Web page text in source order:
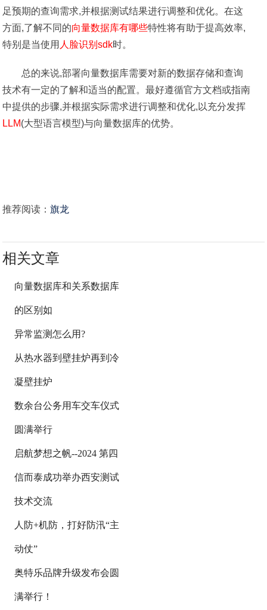
足预期的查询需求,并根据测试结果进行调整和优化。在这
方面,了解不同的向量数据库有哪些特性将有助于提高效率,
特别是当使用 人脸识别sdk时。
总的来说,部署向量数据库需要对新的数据存储和查询
技术有一定的了解和适当的配置。最好遵循官方文档或指南
中提供的步骤,并根据实际需求进行调整和优化,以充分发挥
LLM(大型语言模型)与向量数据库的优势。
推荐阅读：旗龙
相关文章
向量数据库和关系数据库
的区别如
异常监测怎么用?
从热水器到壁挂炉再到冷
凝壁挂炉
数余台公务用车交车仪式
圆满举行
启航梦想之帆--2024 第四
信而泰成功举办西安测试
技术交流
人防+机防，打好防汛“主
动仗”
奥特乐品牌升级发布会圆
满举行！